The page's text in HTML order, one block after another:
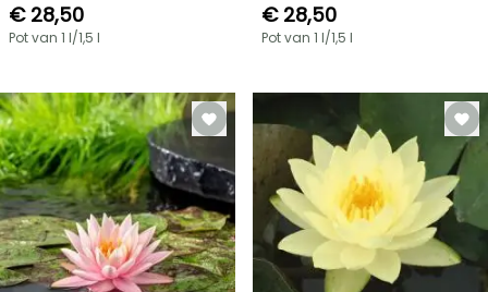
€ 28,50
Pot van 1 l/1,5 l
€ 28,50
Pot van 1 l/1,5 l